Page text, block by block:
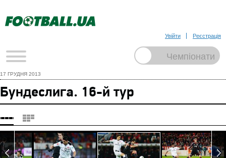
Увійти Реєстрація
17 ГРУДНЯ 2013
Бундеслига. 16-й тур